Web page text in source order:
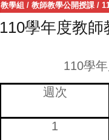
教學組 / 教師教學公開授課 /
110學年度教
110學
週次
1